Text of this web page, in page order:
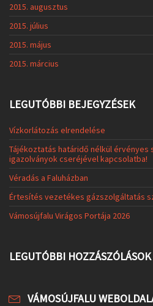
2015. augusztus
2015. július
2015. május
2015. március
LEGUTÓBBI BEJEGYZÉSEK
Vízkorlátozás elrendelése
Tájékoztatás határidő nélkül érvényes
igazolványok cseréjével kapcsolatba!
Véradás a Faluházban
Értesítés vezetékes gázszolgáltatás
Vámosújfalu Virágos Portája 2026
LEGUTÓBBI HOZZÁSZÓLÁSOK
VÁMOSÚJFALU